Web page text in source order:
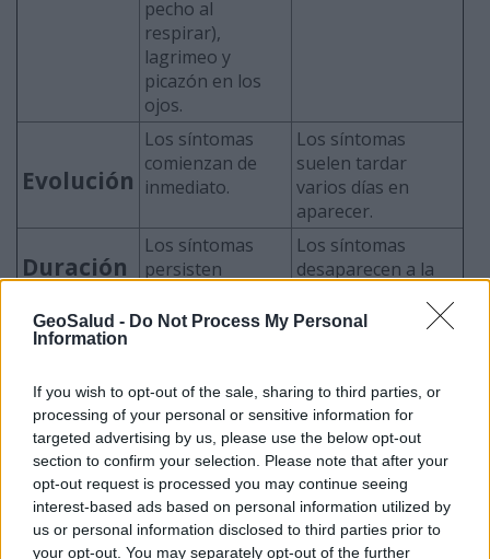
GeoSalud - Do Not Process My Personal
Information
If you wish to opt-out of the sale, sharing to third parties, or
processing of your personal or sensitive information for
targeted advertising by us, please use the below opt-out
section to confirm your selection. Please note that after your
opt-out request is processed you may continue seeing
interest-based ads based on personal information utilized by
us or personal information disclosed to third parties prior to
your opt-out. You may separately opt-out of the further
pecho al
respirar),
lagrimeo y
picazón en los
ojos.
Evolución
Los síntomas
comienzan de
inmediato.
Los síntomas
suelen tardar
varios días en
aparecer.
Duración
Los síntomas
persisten
cerca del
Los síntomas
desaparecen a la
Fuente
Las alergias y la fiebre del heno (alergia al polen)
Food and Drug Administration
El cambio climático y las alergias del exterior
American Academy of Allergy, Asthma &